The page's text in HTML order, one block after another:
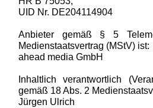
UID Nr. DE204114904
Anbieter gemäß § 5
Medienstaatsvertrag (MStV) ist:
ahead media GmbH
Inhaltlich verantwortlich
gemäß 18 Abs. 2
Jürgen Ulrich